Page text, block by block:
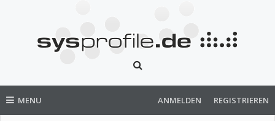
MENU ANMELDEN REGISTRIEREN